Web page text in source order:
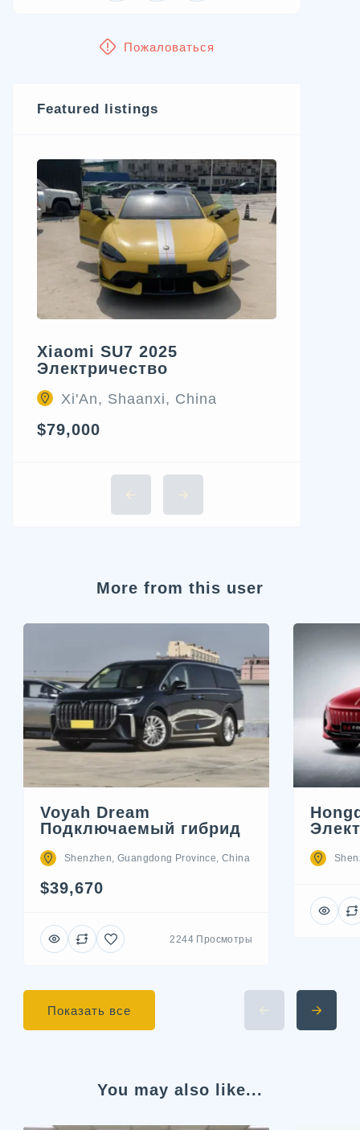
Пожаловаться
Featured listings
Xiaomi SU7 2025
Электричество
Xi'An, Shaanxi, China
$79,000
More from this user
Voyah Dream
Подключаемый гибрид
Shenzhen, Guangdong Province, China
$39,670
2244 Просмотры
Показать все
You may also like...